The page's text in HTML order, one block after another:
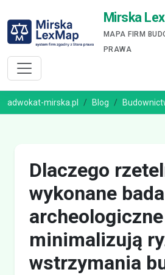
Mirska
MAPA FIRM
PRAWA
adwokat-mirska.pl Blog
Dlaczego
wykonane
archeologiczne
minimalizują
wstrzymania